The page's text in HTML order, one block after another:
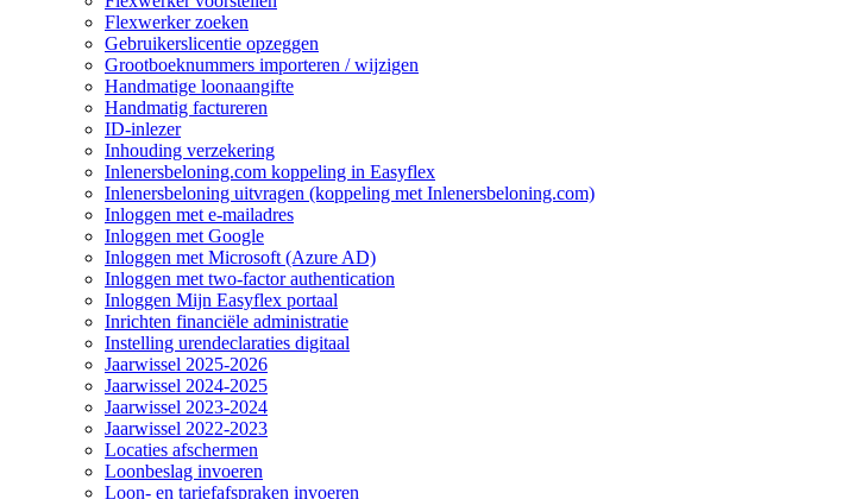
Flexwerker zoeken
Gebruikerslicentie opzeggen
Grootboeknummers importeren / wijzigen
Handmatige loonaangifte
Handmatig factureren
ID-inlezer
Inhouding verzekering
Inlenersbeloning.com koppeling in Easyflex
Inlenersbeloning uitvragen (koppeling met Inlenersbeloning.com)
Inloggen met e-mailadres
Inloggen met Google
Inloggen met Microsoft (Azure AD)
Inloggen met two-factor authentication
Inloggen Mijn Easyflex portaal
Inrichten financiële administratie
Instelling urendeclaraties digitaal
Jaarwissel 2025-2026
Jaarwissel 2024-2025
Jaarwissel 2023-2024
Jaarwissel 2022-2023
Locaties afschermen
Loonbeslag invoeren
Loon- en tariefafspraken invoeren